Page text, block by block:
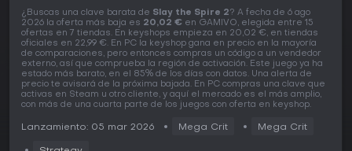
¿Buscas una clave barata de Slay the Spire 2? A fecha de 6 ago
2026 la oferta más baja es 20,02 € en GAMIVO, elegida entre 15
ofertas en 7 tiendas. En keyshops empieza en 20,02 €, en tiendas
oficiales en 22,99 €. En PC la keyshop gana en precio en la mayoría
de comparaciones, pero entonces compras un código a un vendedor
externo, así que comprueba la región de activación. Este juego ya ha
estado más barato, en el 85% de los días con datos. Una alerta de
precio te avisará de la próxima bajada. En PC compras una clave que
activas en Steam u otro cliente, y aquí el mercado es el más amplio,
con más de una cuarta parte de los juegos con oferta en keyshop.
Lanzamiento: 05 mar 2026 Mega Crit Mega Crit